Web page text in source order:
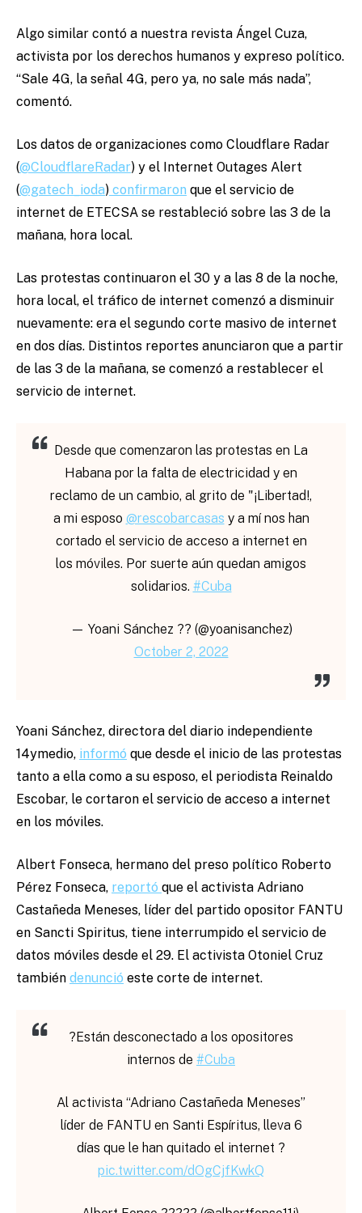
Algo similar contó a nuestra revista Ángel Cuza,
activista por los derechos humanos y expreso político.
“Sale 4G, la señal 4G, pero ya, no sale más nada”,
comentó.
Los datos de organizaciones como Cloudflare Radar
(@CloudflareRadar) y el Internet Outages Alert
(@gatech_ioda) confirmaron que el servicio de
internet de ETECSA se restableció sobre las 3 de la
mañana, hora local.
Las protestas continuaron el 30 y a las 8 de la noche,
hora local, el tráfico de internet comenzó a disminuir
nuevamente: era el segundo corte masivo de internet
en dos días. Distintos reportes anunciaron que a partir
de las 3 de la mañana, se comenzó a restablecer el
servicio de internet.
Desde que comenzaron las protestas en La
Habana por la falta de electricidad y en
reclamo de un cambio, al grito de "¡Libertad!,
a mi esposo @rescobarcasas y a mí nos han
cortado el servicio de acceso a internet en
los móviles. Por suerte aún quedan amigos
solidarios. #Cuba
— Yoani Sánchez ?? (@yoanisanchez)
October 2, 2022
Yoani Sánchez, directora del diario independiente
14ymedio, informó que desde el inicio de las protestas
tanto a ella como a su esposo, el periodista Reinaldo
Escobar, le cortaron el servicio de acceso a internet
en los móviles.
Albert Fonseca, hermano del preso político Roberto
Pérez Fonseca, reportó que el activista Adriano
Castañeda Meneses, líder del partido opositor FANTU
en Sancti Spiritus, tiene interrumpido el servicio de
datos móviles desde el 29. El activista Otoniel Cruz
también denunció este corte de internet.
?Están desconectado a los opositores
internos de #Cuba
Al activista “Adriano Castañeda Meneses”
líder de FANTU en Santi Espíritus, lleva 6
días que le han quitado el internet ?
pic.twitter.com/dOgCjfKwkQ